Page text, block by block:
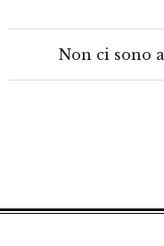
Non ci sono